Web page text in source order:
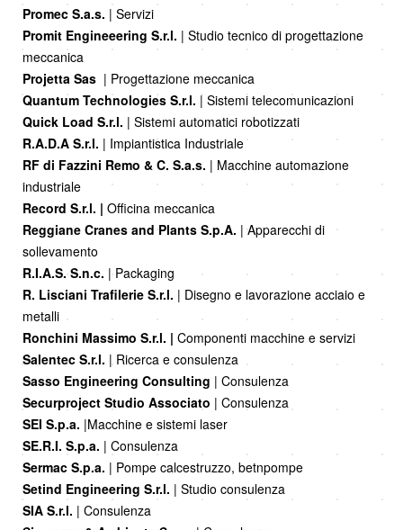
Promec S.a.s. | Servizi
Promit Engineeering S.r.l. | Studio tecnico di progettazione
meccanica
Projetta Sas | Progettazione meccanica
Quantum Technologies S.r.l. | Sistemi telecomunicazioni
Quick Load S.r.l. | Sistemi automatici robotizzati
R.A.D.A S.r.l. | Impiantistica Industriale
RF di Fazzini Remo & C. S.a.s. | Macchine automazione
industriale
Record S.r.l. | Officina meccanica
Reggiane Cranes and Plants S.p.A. | Apparecchi di
sollevamento
R.I.A.S. S.n.c. | Packaging
R. Lisciani Trafilerie S.r.l. | Disegno e lavorazione acciaio e
metalli
Ronchini Massimo S.r.l. | Componenti macchine e servizi
Salentec S.r.l. | Ricerca e consulenza
Sasso Engineering Consulting | Consulenza
Securproject Studio Associato | Consulenza
SEI S.p.a. |Macchine e sistemi laser
SE.R.I. S.p.a. | Consulenza
Sermac S.p.a. | Pompe calcestruzzo, betnpompe
Setind Engineering S.r.l. | Studio consulenza
SIA S.r.l. | Consulenza